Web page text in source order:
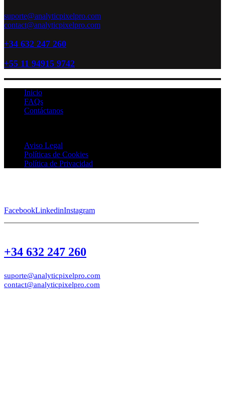
suporte@analyticpixelpro.com
contact@analyticpixelpro.com
+34 632 247 260
+55 11 94915 9742
Inicio
FAQs
Contáctanos
Aviso Legal
Políticas de Cookies
Política de Privacidad
FacebookLinkedinInstagram
+34 632 247 260
suporte@analyticpixelpro.com
contact@analyticpixelpro.com